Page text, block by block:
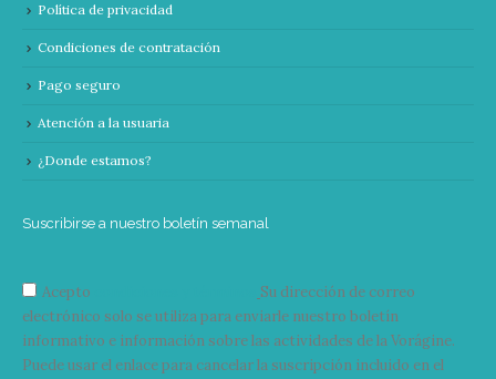
Política de privacidad
Condiciones de contratación
Pago seguro
Atención a la usuaria
¿Donde estamos?
Suscribirse a nuestro boletín semanal
Acepto
Su dirección de correo
electrónico solo se utiliza para enviarle nuestro boletín
informativo e información sobre las actividades de la Vorágine.
Puede usar el enlace para cancelar la suscripción incluido en el